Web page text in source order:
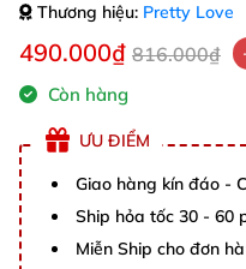
Thương hiệu: Pretty Love
490.000₫ 816.000₫
Còn hàng
ƯU ĐIỂM
Giao hàng kín đáo -
Ship hỏa tốc 30 - 60
Miễn Ship cho đơn